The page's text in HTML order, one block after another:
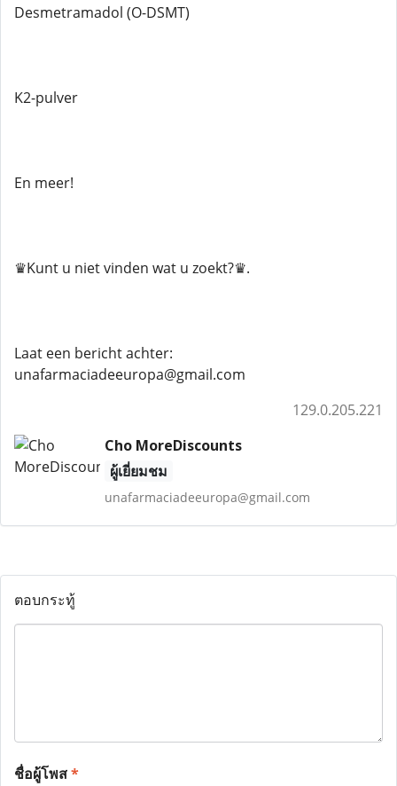
Desmetramadol (O-DSMT)
K2-pulver
En meer!
♛Kunt u niet vinden wat u zoekt?♛.
Laat een bericht achter:
unafarmaciadeeuropa@gmail.com
129.0.205.221
Cho MoreDiscounts
ผู้เยี่ยมชม
unafarmaciadeeuropa@gmail.com
ตอบกระทู้
ชื่อผู้โพส*